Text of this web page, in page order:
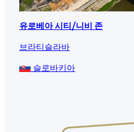
유로베아 시티/니비 존
브라티슬라바
슬로바키아